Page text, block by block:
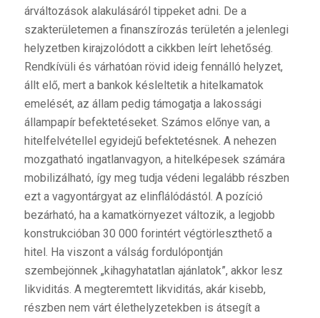
árváltozások alakulásáról tippeket adni. De a
szakterületemen a finanszírozás területén a jelenlegi
helyzetben kirajzolódott a cikkben leírt lehetőség.
Rendkívüli és várhatóan rövid ideig fennálló helyzet,
állt elő, mert a bankok késleltetik a hitelkamatok
emelését, az állam pedig támogatja a lakossági
állampapír befektetéseket. Számos előnye van, a
hitelfelvétellel egyidejű befektetésnek. A nehezen
mozgatható ingatlanvagyon, a hitelképesek számára
mobilizálható, így meg tudja védeni legalább részben
ezt a vagyontárgyat az elinflálódástól. A pozíció
bezárható, ha a kamatkörnyezet változik, a legjobb
konstrukcióban 30 000 forintért végtörleszthető a
hitel. Ha viszont a válság fordulópontján
szembejönnek „kihagyhatatlan ajánlatok”, akkor lesz
likviditás. A megteremtett likviditás, akár kisebb,
részben nem várt élethelyzetekben is átsegít a